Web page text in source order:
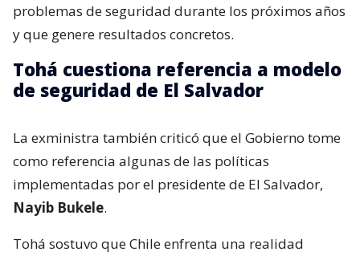
problemas de seguridad durante los próximos años
y que genere resultados concretos.
Tohá cuestiona referencia a modelo
de seguridad de El Salvador
La exministra también criticó que el Gobierno tome
como referencia algunas de las políticas
implementadas por el presidente de El Salvador,
Nayib Bukele.
Tohá sostuvo que Chile enfrenta una realidad